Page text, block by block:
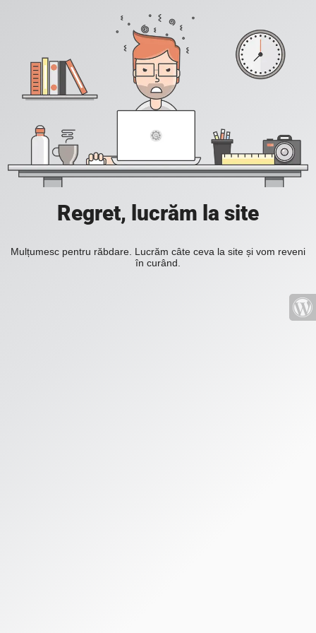
Regret, lucrăm la site
Mulțumesc pentru răbdare. Lucrăm câte ceva la site și vom reveni
în curând.